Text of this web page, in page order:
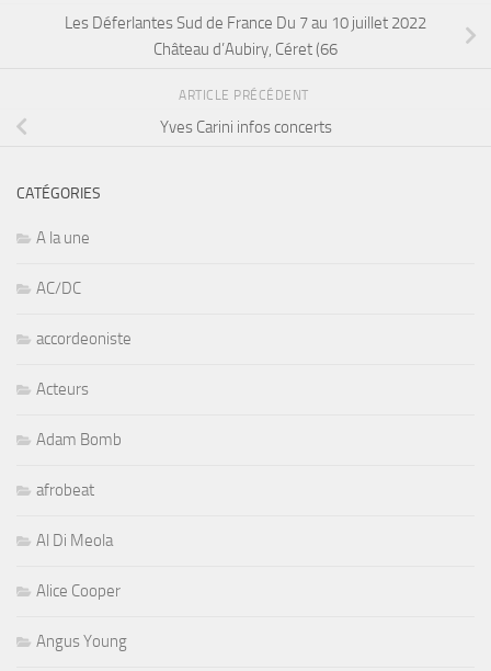
Les Déferlantes Sud de France Du 7 au 10 juillet 2022
Château d’Aubiry, Céret (66
ARTICLE PRÉCÉDENT
Yves Carini infos concerts
CATÉGORIES
A la une
AC/DC
accordeoniste
Acteurs
Adam Bomb
afrobeat
Al Di Meola
Alice Cooper
Angus Young